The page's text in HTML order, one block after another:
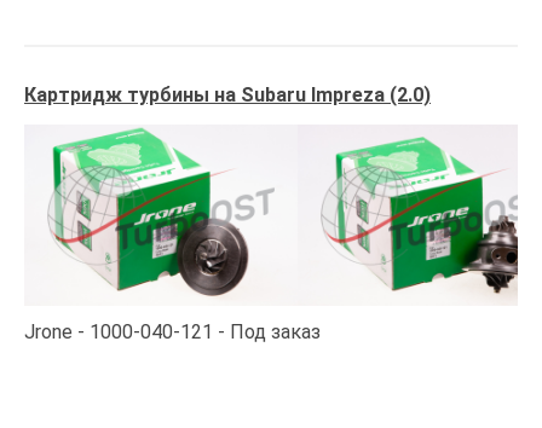
Картридж турбины на Subaru Impreza (2.0)
Jrone 1000-040-121 Под заказ